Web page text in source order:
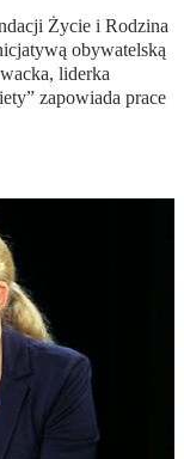
Życie i Rodzina
obywatelską
liderka
zapowiada prace